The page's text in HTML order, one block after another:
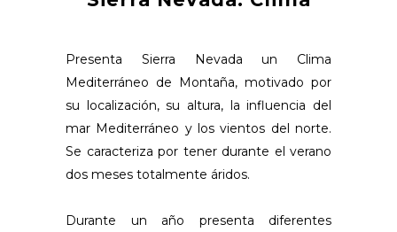
Presenta Sierra Nevada un Clima
Mediterráneo de Montaña, motivado por
su localización, su altura, la influencia del
mar Mediterráneo y los vientos del norte.
Se caracteriza por tener durante el verano
dos meses totalmente áridos.
Durante un año presenta diferentes